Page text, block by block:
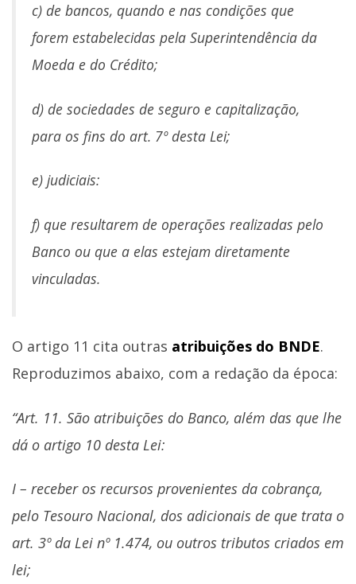
c) de bancos, quando e nas condições que
forem estabelecidas pela Superintendência da
Moeda e do Crédito;
d) de sociedades de seguro e capitalização,
para os fins do art. 7º desta Lei;
e) judiciais:
f) que resultarem de operações realizadas pelo
Banco ou que a elas estejam diretamente
vinculadas.
O artigo 11 cita outras atribuições do BNDE.
Reproduzimos abaixo, com a redação da época:
“Art. 11. São atribuições do Banco, além das que lhe
dá o artigo 10 desta Lei:
I – receber os recursos provenientes da cobrança,
pelo Tesouro Nacional, dos adicionais de que trata o
art. 3º da Lei nº 1.474, ou outros tributos criados em
lei;